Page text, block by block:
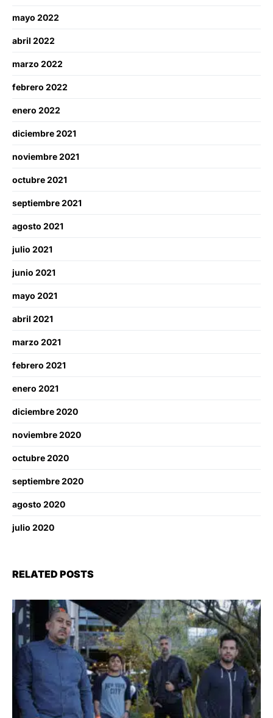
mayo 2022
abril 2022
marzo 2022
febrero 2022
enero 2022
diciembre 2021
noviembre 2021
octubre 2021
septiembre 2021
agosto 2021
julio 2021
junio 2021
mayo 2021
abril 2021
marzo 2021
febrero 2021
enero 2021
diciembre 2020
noviembre 2020
octubre 2020
septiembre 2020
agosto 2020
julio 2020
RELATED POSTS